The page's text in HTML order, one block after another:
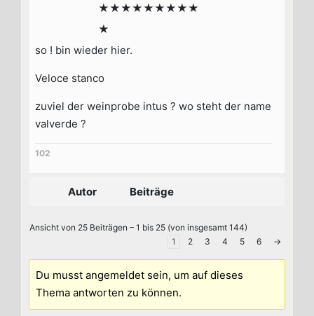
★★★★★★★★★
★
so ! bin wieder hier.
Veloce stanco
zuviel der weinprobe intus ? wo steht der name
valverde ?
102
Autor Beiträge
Ansicht von 25 Beiträgen – 1 bis 25 (von insgesamt 144)
1
2 3 4 5 6 →
Du musst angemeldet sein, um auf dieses
Thema antworten zu können.